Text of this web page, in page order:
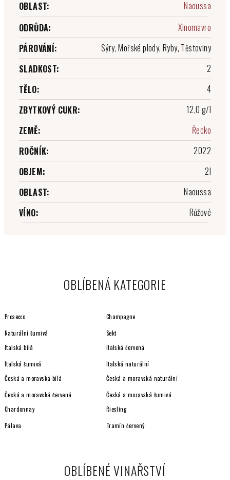
OBLAST:
Naoussa
ODRŮDA:
Xinomavro
PÁROVÁNÍ:
Sýry, Mořské plody, Ryby, Těstoviny
SLADKOST:
2
TĚLO:
4
ZBYTKOVÝ CUKR:
12,0 g/l
ZEMĚ:
Řecko
ROČNÍK:
2022
OBJEM:
2l
OBLAST:
Naoussa
VÍNO: Rúžové
OBLÍBENÁ KATEGORIE
Prosecco Champagne
Naturální šumivá
Sekt
Italská bílá
Italská červená
Italská šumivá
Italská naturální
Česká a moravská bílá
Česká a moravská naturální
Česká a moravská červená
Česká a moravská šumivá
Chardonnay
Riesling
Pálava Tramín červený
OBLÍBENÉ VINAŘSTVÍ